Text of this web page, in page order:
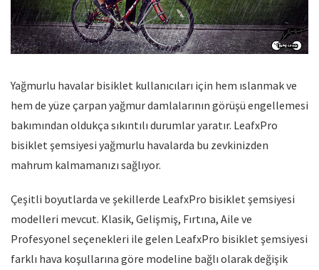
Yağmurlu havalar bisiklet kullanıcıları için hem ıslanmak ve
hem de yüze çarpan yağmur damlalarının görüşü engellemesi
bakımından oldukça sıkıntılı durumlar yaratır. LeafxPro
bisiklet şemsiyesi yağmurlu havalarda bu zevkinizden
mahrum kalmamanızı sağlıyor.
Çeşitli boyutlarda ve şekillerde LeafxPro bisiklet şemsiyesi
modelleri mevcut. Klasik, Gelişmiş, Fırtına, Aile ve
Profesyonel seçenekleri ile gelen LeafxPro bisiklet şemsiyesi
farklı hava koşullarına göre modeline bağlı olarak değişik